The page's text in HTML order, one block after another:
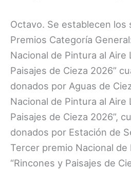
Octavo. Se establecen los
Premios Categoría
Nacional de Pintura al Aire
Paisajes de Cieza 2026”
donados por Aguas de
Nacional de Pintura al Aire
Paisajes de Cieza 2026”,
donados por Estación de
Tercer premio Nacional de
“Rincones y Paisajes de